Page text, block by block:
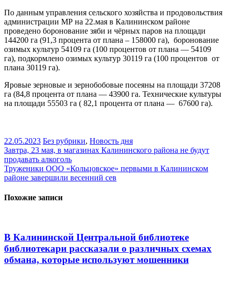
По данным управления сельского хозяйства и продовольствия
администрации МР на 22.мая в Калининском районе
проведено боронование зяби и чёрных паров на площади
144200 га (91,3 процента от плана – 158000 га), боронование
озимых культур 54109 га (100 процентов от плана — 54109
га), подкормлено озимых культур 30119 га (100 процентов от
плана 30119 га).
Яровые зерновые и зернобобовые посеяны на площади 37208
га (84,8 процента от плана — 43900 га. Технические культуры
на площади 55503 га ( 82,1 процента от плана — 67600 га).
22.05.2023 Без рубрики, Новость дня
Навигация
по
записям
Завтра, 23 мая, в магазинах Калининского района не будут
продавать алкоголь
Труженики ООО «Кольцовское» первыми в Калининском
районе завершили весенний сев
Похожие записи
В Калининской Центральной библиотеке
библиотекари рассказали о различных схемах
обмана, которые используют мошенники